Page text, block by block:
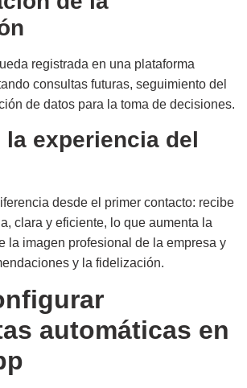
registrada en una plataforma
consultas futuras, seguimiento del
de datos para la toma de decisiones.
la experiencia del
desde el primer contacto: recibe
clara y eficiente, lo que aumenta la
la imagen profesional de la empresa y
y la fidelización.
automáticas en